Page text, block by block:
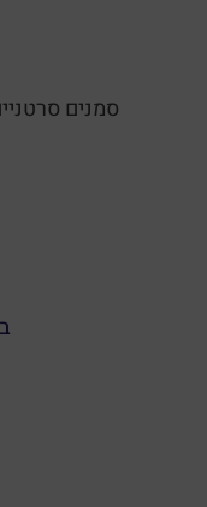
סמנים